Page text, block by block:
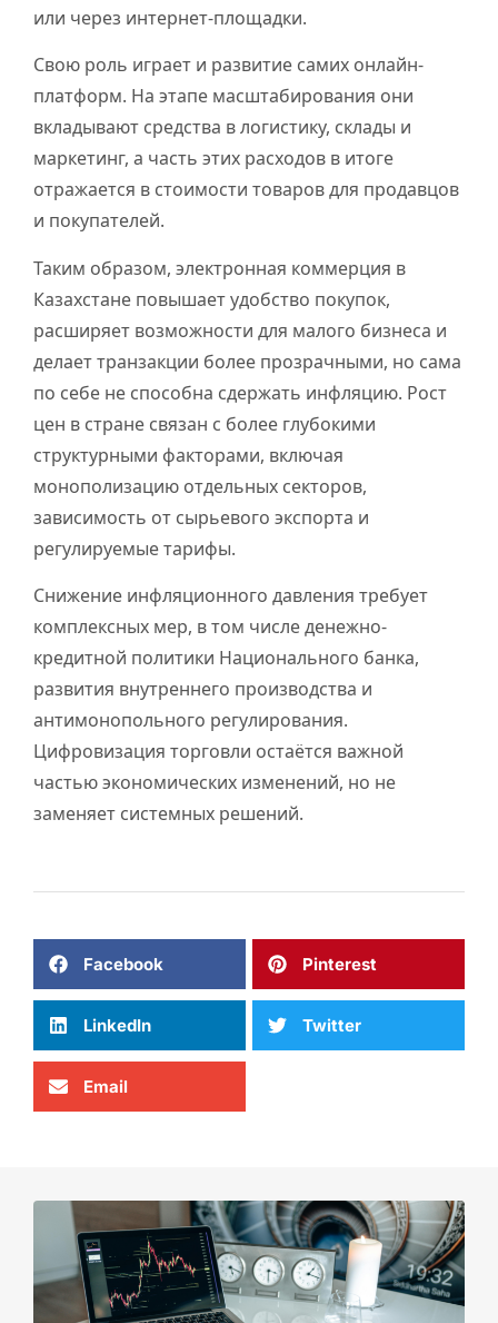
или через интернет-площадки.
Свою роль играет и развитие самих онлайн-
платформ. На этапе масштабирования они
вкладывают средства в логистику, склады и
маркетинг, а часть этих расходов в итоге
отражается в стоимости товаров для продавцов
и покупателей.
Таким образом, электронная коммерция в
Казахстане повышает удобство покупок,
расширяет возможности для малого бизнеса и
делает транзакции более прозрачными, но сама
по себе не способна сдержать инфляцию. Рост
цен в стране связан с более глубокими
структурными факторами, включая
монополизацию отдельных секторов,
зависимость от сырьевого экспорта и
регулируемые тарифы.
Снижение инфляционного давления требует
комплексных мер, в том числе денежно-
кредитной политики Национального банка,
развития внутреннего производства и
антимонопольного регулирования.
Цифровизация торговли остаётся важной
частью экономических изменений, но не
заменяет системных решений.
Facebook Pinterest
LinkedIn Twitter
Email